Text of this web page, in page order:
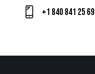
+1 840 841 25 69